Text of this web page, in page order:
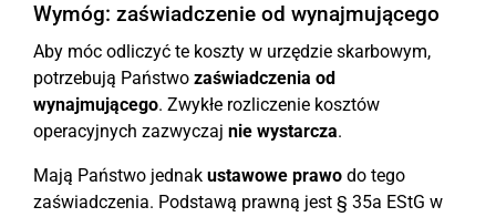
Wymóg: zaświadczenie od wynajmującego
Aby móc odliczyć te koszty w urzędzie skarbowym,
potrzebują Państwo zaświadczenia od
wynajmującego. Zwykłe rozliczenie kosztów
operacyjnych zazwyczaj nie wystarcza.
Mają Państwo jednak ustawowe prawo do tego
zaświadczenia. Podstawą prawną jest § 35a EStG w